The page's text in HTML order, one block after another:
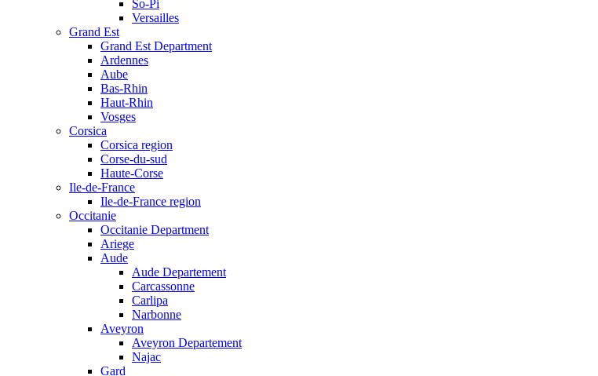
So-Pi
Versailles
Grand Est
Grand Est Department
Ardennes
Aube
Bas-Rhin
Haut-Rhin
Vosges
Corsica
Corsica region
Corse-du-sud
Haute-Corse
Ile-de-France
Ile-de-France region
Occitanie
Occitanie Department
Ariege
Aude
Aude Departement
Carcassonne
Carlipa
Narbonne
Aveyron
Aveyron Departement
Najac
Gard